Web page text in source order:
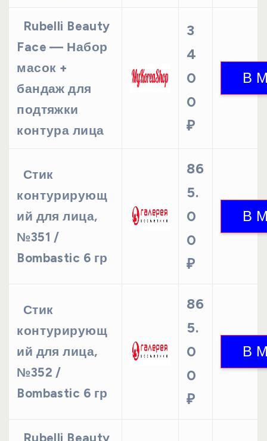
Rubelli Beauty
Face — Набор
масок +
бандаж для
подтяжки
контура лица
3
4
0
0
₽
Стик
контурирующ
ий для лица,
№351 /
Bombastic 6 гр
86
5.
0
0
₽
Стик
контурирующ
ий для лица,
№352 /
Bombastic 6 гр
86
5.
0
0
₽
Rubelli Beauty